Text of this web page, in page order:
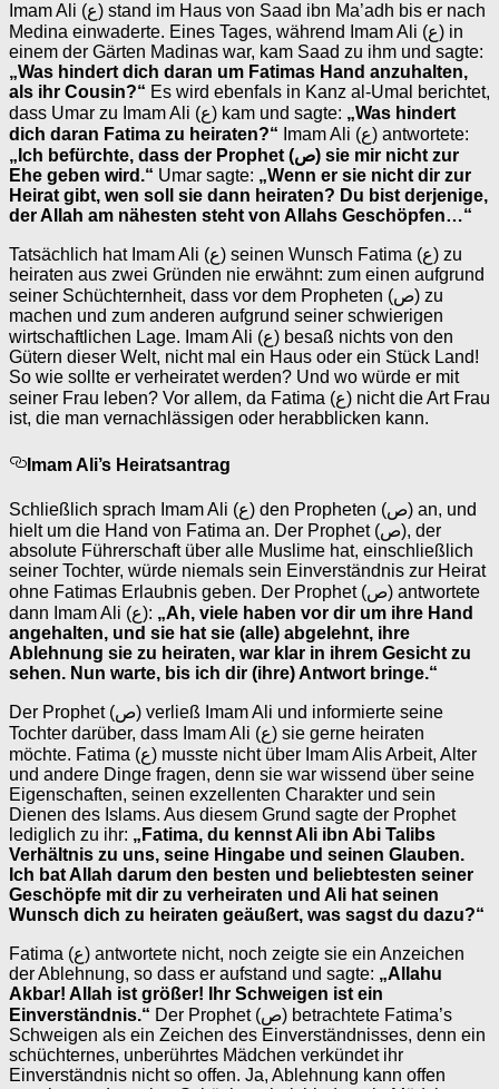
Imam Ali (ع) stand im Haus von Saad ibn Ma’adh bis er nach
Medina einwaderte. Eines Tages, während Imam Ali (ع) in
einem der Gärten Madinas war, kam Saad zu ihm und sagte:
„Was hindert dich daran um Fatimas Hand anzuhalten,
als ihr Cousin?“ Es wird ebenfals in Kanz al-Umal berichtet,
dass Umar zu Imam Ali (ع) kam und sagte: „Was hindert
dich daran Fatima zu heiraten?“
Imam Ali (ع) antwortete:
„Ich befürchte, dass der Prophet (ص) sie mir nicht zur
Ehe geben wird.“ Umar sagte: „Wenn er sie nicht dir zur
Heirat gibt, wen soll sie dann heiraten? Du bist derjenige,
der Allah am nähesten steht von Allahs Geschöpfen…“
Tatsächlich hat Imam Ali (ع) seinen Wunsch Fatima (ع) zu
heiraten aus zwei Gründen nie erwähnt: zum einen aufgrund
seiner Schüchternheit, dass vor dem Propheten (ص) zu
machen und zum anderen aufgrund seiner schwierigen
wirtschaftlichen Lage. Imam Ali (ع) besaß nichts von den
Gütern dieser Welt, nicht mal ein Haus oder ein Stück Land!
So wie sollte er verheiratet werden? Und wo würde er mit
seiner Frau leben? Vor allem, da Fatima (ع) nicht die Art Frau
ist, die man vernachlässigen oder herabblicken kann.
Imam Ali’s Heiratsantrag
Schließlich sprach Imam Ali (ع) den Propheten (ص) an, und
hielt um die Hand von Fatima an. Der Prophet (ص), der
absolute Führerschaft über alle Muslime hat, einschließlich
seiner Tochter, würde niemals sein Einverständnis zur Heirat
ohne Fatimas Erlaubnis geben. Der Prophet (ص) antwortete
dann Imam Ali (ع): „Ah, viele haben vor dir um ihre Hand
angehalten, und sie hat sie (alle) abgelehnt, ihre
Ablehnung sie zu heiraten, war klar in ihrem Gesicht zu
sehen. Nun warte, bis ich dir (ihre) Antwort bringe.“
Der Prophet (ص) verließ Imam Ali und informierte seine
Tochter darüber, dass Imam Ali (ع) sie gerne heiraten
möchte. Fatima (ع) musste nicht über Imam Alis Arbeit, Alter
und andere Dinge fragen, denn sie war wissend über seine
Eigenschaften, seinen exzellenten Charakter und sein
Dienen des Islams. Aus diesem Grund sagte der Prophet
lediglich zu ihr: „Fatima, du kennst Ali ibn Abi Talibs
Verhältnis zu uns, seine Hingabe und seinen Glauben.
Ich bat Allah darum den besten und beliebtesten seiner
Geschöpfe mit dir zu verheiraten und Ali hat seinen
Wunsch dich zu heiraten geäußert, was sagst du dazu?“
Fatima (ع) antwortete nicht, noch zeigte sie ein Anzeichen
der Ablehnung, so dass er aufstand und sagte: „Allahu
Akbar! Allah ist größer! Ihr Schweigen ist ein
Einverständnis.“ Der Prophet (ص) betrachtete Fatima’s
Schweigen als ein Zeichen des Einverständnisses, denn ein
schüchternes, unberührtes Mädchen verkündet ihr
Einverständnis nicht so offen. Ja, Ablehnung kann offen